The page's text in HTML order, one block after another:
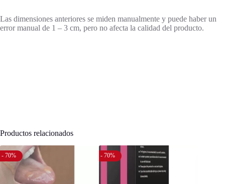
Las dimensiones anteriores se miden manualmente y puede haber un
error manual de 1 – 3 cm, pero no afecta la calidad del producto.
Productos relacionados
- 70% - 70%